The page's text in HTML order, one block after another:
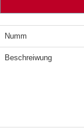
Numm
Beschreiwung